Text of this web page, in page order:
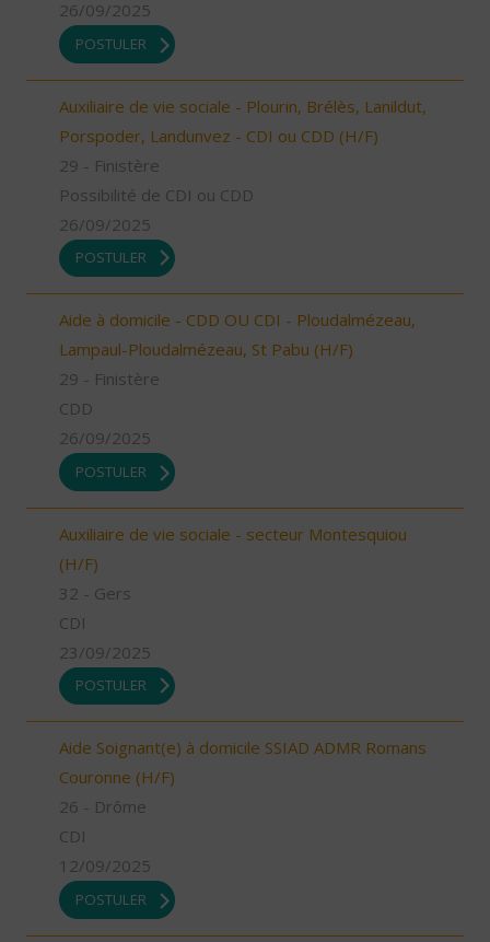
26/09/2025
POSTULER
Auxiliaire de vie sociale - Plourin, Brélès, Lanildut,
Porspoder, Landunvez - CDI ou CDD (H/F)
29 - Finistère
Possibilité de CDI ou CDD
26/09/2025
POSTULER
Aide à domicile - CDD OU CDI - Ploudalmézeau,
Lampaul-Ploudalmézeau, St Pabu (H/F)
29 - Finistère
CDD
26/09/2025
POSTULER
Auxiliaire de vie sociale - secteur Montesquiou
(H/F)
32 - Gers
CDI
23/09/2025
POSTULER
Aide Soignant(e) à domicile SSIAD ADMR Romans
Couronne (H/F)
26 - Drôme
CDI
12/09/2025
POSTULER